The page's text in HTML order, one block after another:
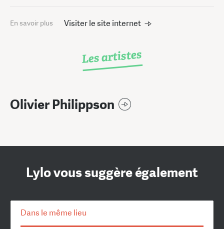
En savoir plus Visiter le site internet
Les artistes
Olivier Philippson
Lylo vous suggère également
Dans le même lieu